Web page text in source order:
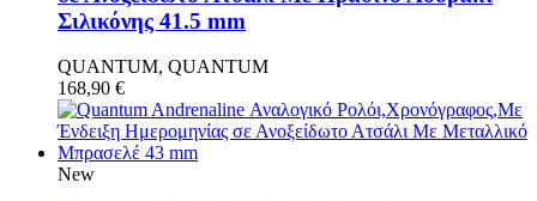
Σιλικόνης 41.5 mm
QUANTUM, QUANTUM
168,90 €
New